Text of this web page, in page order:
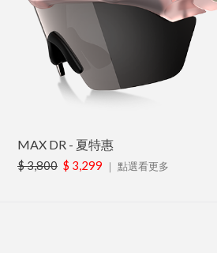
MAX DR - 夏特惠
$ 3,800 $ 3,299 ｜ 點選看更多